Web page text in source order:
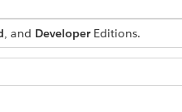
, and DeveloperEditions.